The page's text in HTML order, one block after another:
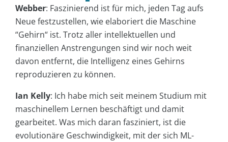
Webber: Faszinierend ist für mich, jeden Tag aufs
Neue festzustellen, wie elaboriert die Maschine
“Gehirn“ ist. Trotz aller intellektuellen und
finanziellen Anstrengungen sind wir noch weit
davon entfernt, die Intelligenz eines Gehirns
reproduzieren zu können.
Ian Kelly: Ich habe mich seit meinem Studium mit
maschinellem Lernen beschäftigt und damit
gearbeitet. Was mich daran fasziniert, ist die
evolutionäre Geschwindigkeit, mit der sich ML-